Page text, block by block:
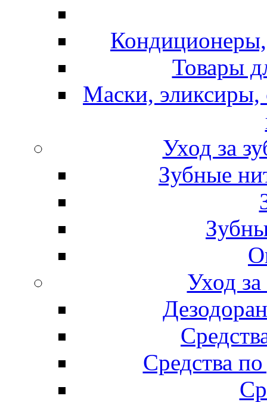
Кондиционеры,
Товары
Маски, эликсиры,
Уход за
Зубные
Уход
Средства